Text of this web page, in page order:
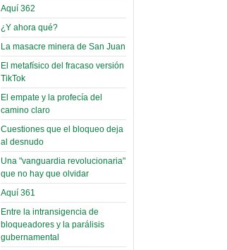
Leer Más...
“Tuna Femenina San Andrés”
toca y canta con coraje
Miércoles, 14 Septiembre 2022
Leer Más...
Posesionan a dirigentes de
Asociación de Docentes
Domingo, 14 Agosto 2022
Leer Más...
Interpretación
de un álbum de
narco-fotos
(Miscelánea
Palaciega 8)
El Infamatorio
Miércoles, 19 Junio 2019
Read more...
Cosmética
descolonizadora
(Miscelánea
palaciega 7)
El Infamatorio
Lunes, 27 Mayo 2019
Aquí 362
¿Y ahora qué?
La masacre minera de San Juan
El metafísico del fracaso versión
TikTok
El empate y la profecía del
camino claro
Cuestiones que el bloqueo deja
al desnudo
Una "vanguardia revolucionaria"
que no hay que olvidar
Aquí 361
Entre la intransigencia de
bloqueadores y la parálisis
gubernamental